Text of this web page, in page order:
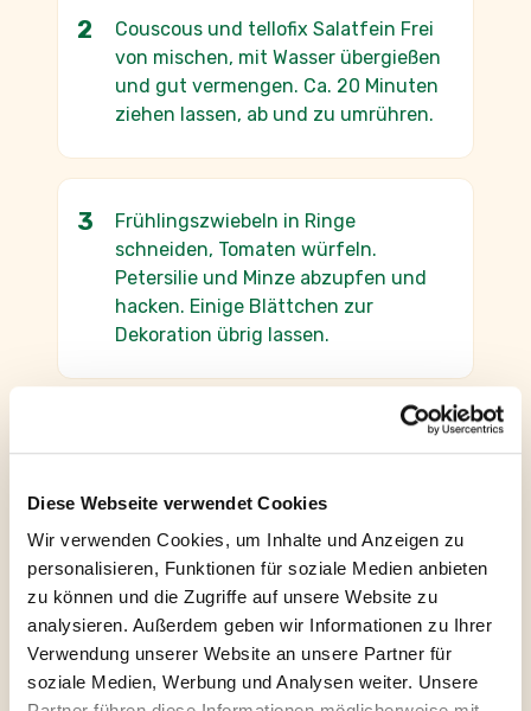
Diese Webseite verwendet Cookies
Wir verwenden Cookies, um Inhalte und Anzeigen zu
personalisieren, Funktionen für soziale Medien anbieten
zu können und die Zugriffe auf unsere Website zu
analysieren. Außerdem geben wir Informationen zu Ihrer
Verwendung unserer Website an unsere Partner für
soziale Medien, Werbung und Analysen weiter. Unsere
Couscous und tellofix Salatfein Frei
von mischen, mit Wasser übergießen
und gut vermengen. Ca. 20 Minuten
ziehen lassen, ab und zu umrühren.
Frühlingszwiebeln in Ringe
schneiden, Tomaten würfeln.
Petersilie und Minze abzupfen und
hacken. Einige Blättchen zur
Dekoration übrig lassen.
Couscous mit Gemüse und Kräutern
mit Salz und Pfeffer abschmecken
lassen. Salat auf Teller anrichten,
mit restlichen Kräutern garnieren.
Ideal für jede Grillparty, dazu
schmeckt ein saftiges Steak und
frisches Baguette.